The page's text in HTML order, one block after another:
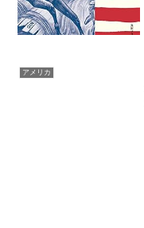
アメリカ